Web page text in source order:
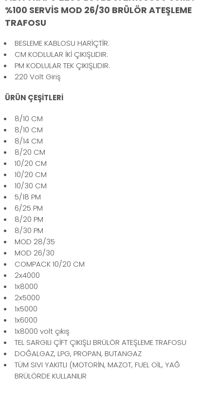
%100 SERVİS MOD 26/30 BRÜLÖR ATEŞLEME
TRAFOSU
BESLEME KABLOSU HARİÇTİR.
CM KODLULAR İKİ ÇIKIŞLIDIR.
PM KODLULAR TEK ÇIKIŞLIDIR.
220 Volt Giriş
ÜRÜN ÇEŞİTLERİ
8/10 CM
8/10 CM
8/14 CM
8/20 CM
10/20 CM
10/20 CM
10/30 CM
5/18 PM
6/25 PM
8/20 PM
8/30 PM
MOD 28/35
MOD 26/30
COMPACK 10/20 CM
2x4000
1x8000
2x5000
1x5000
1x6000
1x8000 volt çıkış
TEL SARGILI ÇİFT ÇIKIŞLI BRÜLÖR ATEŞLEME TRAFOSU
DOĞALGAZ, LPG, PROPAN, BUTANGAZ
TÜM SIVI YAKITLI (MOTORİN, MAZOT, FUEL OİL, YAĞ
BRÜLÖRDE KULLANILIR